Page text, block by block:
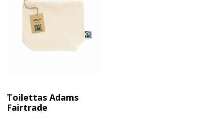
Toilettas Adams
Fairtrade